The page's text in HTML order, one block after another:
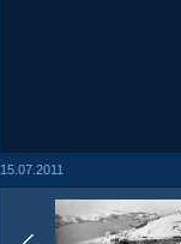
15.07.2011